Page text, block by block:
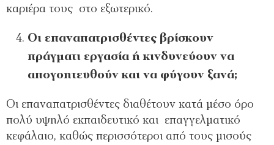
καριέρα τους στο εξωτερικό.
Οι επαναπατρισθέντες βρίσκουν
πράγματι εργασία ή κινδυνεύουν να
απογοητευθούν και να φύγουν ξανά;
Οι επαναπατρισθέντες διαθέτουν κατά μέσο όρο
πολύ υψηλό εκπαιδευτικό και επαγγελματικό
κεφάλαιο, καθώς περισσότεροι από τους μισούς